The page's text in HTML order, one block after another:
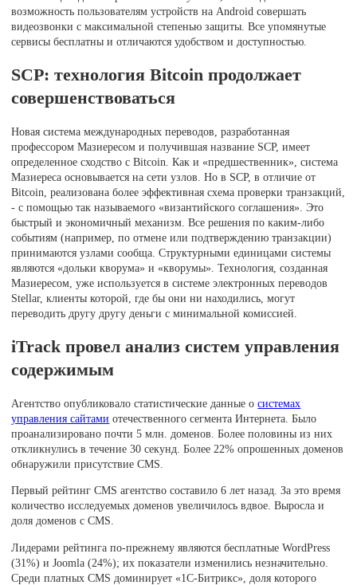
возможность пользователям устройств на Android совершать
видеозвонки с максимальной степенью защиты. Все упомянутые
сервисы бесплатны и отличаются удобством и доступностью.
SCP: технология Bitcoin продолжает
совершенствоваться
Новая система международных переводов, разработанная
профессором Мазиересом и получившая название SCP, имеет
определенное сходство с Bitcoin. Как и «предшественник», система
Мазиереса основывается на сети узлов. Но в SCP, в отличие от
Bitcoin, реализована более эффективная схема проверки транзакций,
- с помощью так называемого «византийского соглашения». Это
быстрый и экономичный механизм. Все решения по каким-либо
событиям (например, по отмене или подтверждению транзакции)
принимаются узлами сообща. Структурными единицами системы
являются «дольки кворума» и «кворумы». Технология, созданная
Мазиересом, уже используется в системе электронных переводов
Stellar, клиенты которой, где бы они ни находились, могут
переводить другу другу деньги с минимальной комиссией.
iTrack провел анализ систем управления
содержимым
Агентство опубликовало статистические данные осистемах
управления сайтами отечественного сегмента Интернета. Было
проанализировано почти 5 млн. доменов. Более половины из них
откликнулись в течение 30 секунд. Более 22% опрошенных доменов
обнаружили присутствие CMS.
Первый рейтинг CMS агентство составило 6 лет назад. За это время
количество исследуемых доменов увеличилось вдвое. Выросла и
доля доменов с CMS.
Лидерами рейтинга по-прежнему являются бесплатные WordPress
(31%) и Joomla (24%); их показатели изменились незначительно.
Среди платных CMS доминирует «1С-Битрикс», доля которого